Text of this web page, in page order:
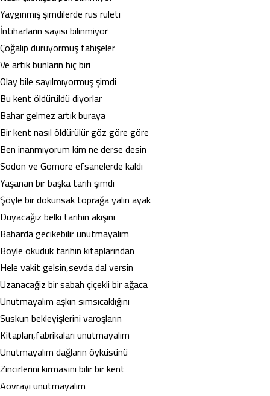
Yaygınmış şimdilerde rus ruleti
İntiharların sayısı bilinmiyor
Çoğalıp duruyormuş fahişeler
Ve artık bunların hiç biri
Olay bile sayılmıyormuş şimdi
Bu kent öldürüldü diyorlar
Bahar gelmez artık buraya
Bir kent nasıl öldürülür göz göre göre
Ben inanmıyorum kim ne derse desin
Sodon ve Gomore efsanelerde kaldı
Yaşanan bir başka tarih şimdi
Şöyle bir dokunsak toprağa yalın ayak
Duyacağiz belki tarihin akışını
Baharda gecikebilir unutmayalım
Böyle okuduk tarihin kitaplarından
Hele vakit gelsin,sevda dal versin
Uzanacağiz bir sabah çiçekli bir ağaca
Unutmayalım aşkın sımsıcaklığını
Suskun bekleyişlerini varoşların
Kitapları,fabrikaları unutmayalım
Unutmayalım dağların öyküsünü
Zincirlerini kırmasını bilir bir kent
Aovrayı unutmayalım